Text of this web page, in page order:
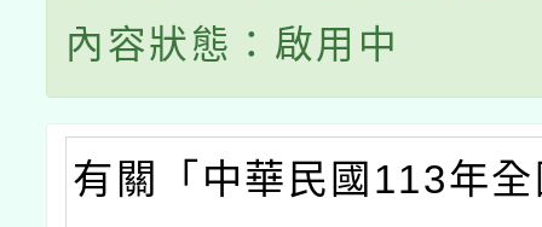
內容狀態：啟用中
有關「中華民國113年